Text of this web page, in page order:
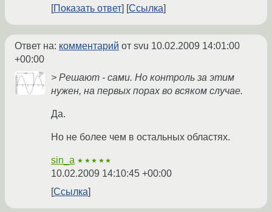
Показать ответ Ссылка
Ответ на: комментарий от svu 10.02.2009 14:01:00
+00:00
> Решают - сами. Но контроль за этим
нужен, на первых порах во всяком случае.
Да.
Но не более чем в остальных областях.
sin_a ★★★★★
10.02.2009 14:10:45 +00:00
Ссылка